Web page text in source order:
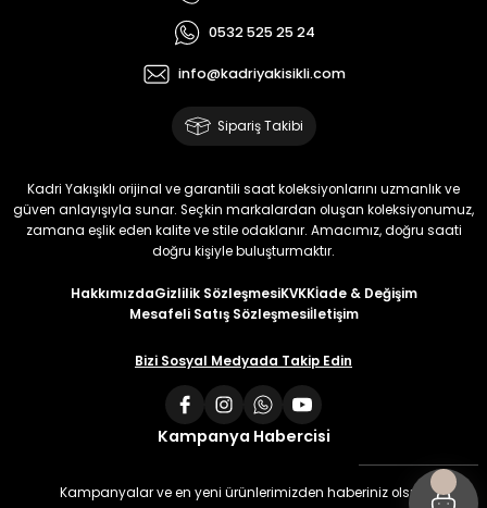
0532 525 25 24
info@kadriyakisikli.com
Sipariş Takibi
Kadri Yakışıklı orijinal ve garantili saat koleksiyonlarını uzmanlık ve
güven anlayışıyla sunar. Seçkin markalardan oluşan koleksiyonumuz,
zamana eşlik eden kalite ve stile odaklanır. Amacımız, doğru saati
doğru kişiyle buluşturmaktır.
HakkımızdaGizlilik SözleşmesiKVKKİade & Değişim
Mesafeli Satış Sözleşmesiİletişim
Bizi Sosyal Medyada Takip Edin
Kampanya Habercisi
Kampanyalar ve en yeni ürünlerimizden haberiniz olsun